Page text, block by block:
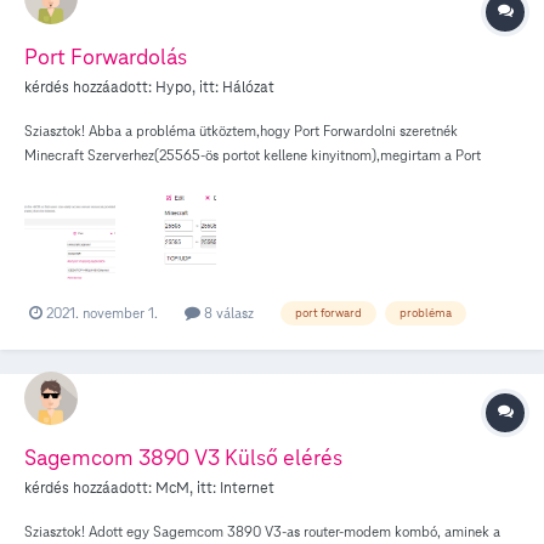
május 28-ról, amikor még talán 0.1 verzióval futott a GUI, azon mintha meg
lehetett volna adni bármi piszkálás nélkül. Most a 2.0 verzióval már egyáltalán
nem lehet workaround nélkül. Előre is köszi a válaszokat!
Port Forwardolás
kérdés hozzáadott: Hypo, itt: Hálózat
Sziasztok! Abba a probléma ütköztem,hogy Port Forwardolni szeretnék
Minecraft Szerverhez(25565-ös portot kellene kinyitnom),megirtam a Port
másoknak is volt ezzel problémája,de nem tudtam rájönni mi a hiba.
2021. november 1. 8 válasz port forward probléma
Sagemcom 3890 V3 Külső elérés
kérdés hozzáadott: McM, itt: Internet
Sziasztok! Adott egy Sagemcom 3890 V3-as router-modem kombó, aminek a